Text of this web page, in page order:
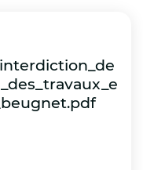
12h00 afin